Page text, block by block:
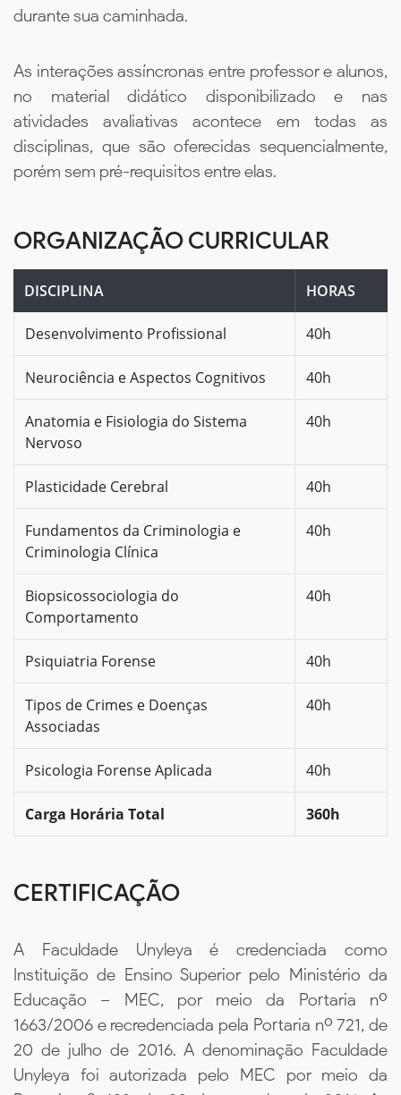
durante sua caminhada.
As interações assíncronas entre professor e alunos,
no material didático disponibilizado e nas
atividades avaliativas acontece em todas as
disciplinas, que são oferecidas sequencialmente,
porém sem pré-requisitos entre elas.
ORGANIZAÇÃO CURRICULAR
DISCIPLINA HORAS
Desenvolvimento Profissional 40h
Neurociência e Aspectos Cognitivos 40h
Anatomia e Fisiologia do Sistema
Nervoso
40h
Plasticidade Cerebral 40h
Fundamentos da Criminologia e
Criminologia Clínica
40h
Biopsicossociologia do
Comportamento
40h
Psiquiatria Forense 40h
Tipos de Crimes e Doenças
Associadas
40h
Psicologia Forense Aplicada 40h
Carga Horária Total 360h
CERTIFICAÇÃO
A Faculdade Unyleya é credenciada como
Instituição de Ensino Superior pelo Ministério da
Educação – MEC, por meio da Portaria nº
1663/2006 e recredenciada pela Portaria nº 721, de
20 de julho de 2016. A denominação Faculdade
Unyleya foi autorizada pelo MEC por meio da